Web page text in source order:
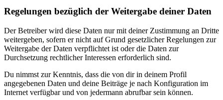
Regelungen bezüglich der Weitergabe deiner Daten
Der Betreiber wird diese Daten nur mit deiner Zustimmung an Dritte
weitergeben, sofern er nicht auf Grund gesetzlicher Regelungen zur
Weitergabe der Daten verpflichtet ist oder die Daten zur
Durchsetzung rechtlicher Interessen erforderlich sind.
Du nimmst zur Kenntnis, dass die von dir in deinem Profil
angegebenen Daten und deine Beiträge je nach Konfiguration im
Internet verfügbar und von jedermann abrufbar sein können.